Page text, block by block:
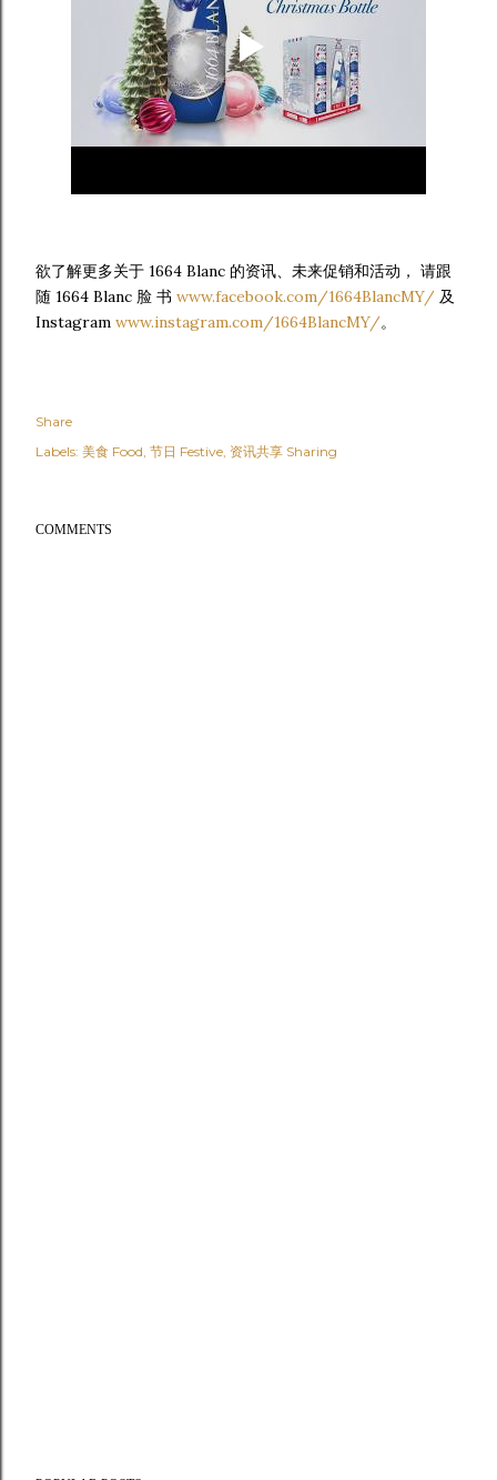
欲了解更多关于 1664 Blanc 的资讯、未来促销和活动， 请跟
随 1664 Blanc 脸 书 www.facebook.com/1664BlancMY/ 及
Instagram www.instagram.com/1664BlancMY/。
Share
Labels: 美食 Food 节日 Festive 资讯共享 Sharing
COMMENTS